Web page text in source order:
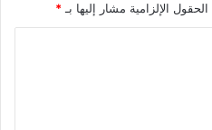
الحقول الإلزامية مشار إليها بـ*